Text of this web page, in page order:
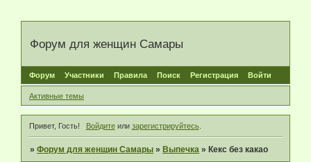
Форум для женщин Самары
Форум Участники Правила Поиск Регистрация Войти
Активные темы
Привет, Гость! Войдитеили зарегистрируйтесь.
»Форум для женщин Самары » Выпечка » Кекс без какао